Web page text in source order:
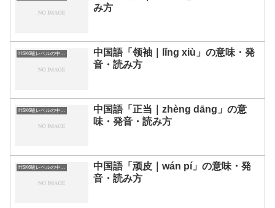
み方
HSK6級レベルの中国語
中国語「领袖｜lǐng xiù」の意味・発
音・読み方
中国語「正当｜zhèng dāng」の意
味・発音・読み方
中国語「顽皮｜wán pí」の意味・発
音・読み方